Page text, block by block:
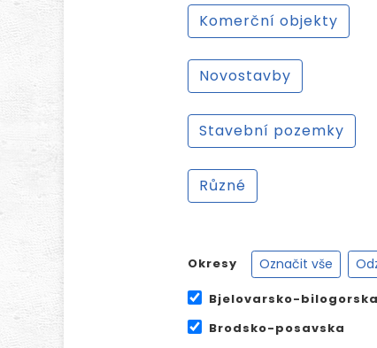
Komerční objekty
Novostavby
Stavební pozemky
Různé
Okresy Označit vše
Bjelovarsko-bilogorska
Brodsko-posavska